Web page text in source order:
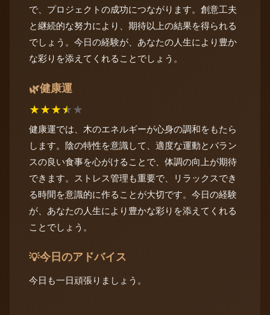
で、プロジェクトの成功につながります。創意工夫
と継続的な努力により、期待以上の結果を得られる
でしょう。今日の経験が、あなたの人生により豊か
な彩りを添えてくれることでしょう。
🌿健康運
★★★★★
健康運では、木のエネルギーが心身の調和をもたら
します。陰の特性を意識して、適度な運動とバラン
スの良い食事を心がけることで、体調の向上が期待
できます。ストレス管理も重要で、リラックスでき
る時間を意識的に作ることが大切です。今日の経験
が、あなたの人生により豊かな彩りを添えてくれる
ことでしょう。
💡今日のアドバイス
今日も一日頑張りましょう。